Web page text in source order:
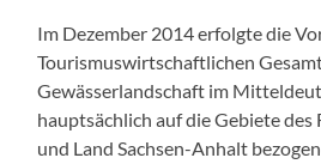
Im Dezember 2014 erfolgte die
Tourismuswirtschaftlichen
Gewässerlandschaft im
hauptsächlich auf die Gebiete des
und Land Sachsen-Anhalt